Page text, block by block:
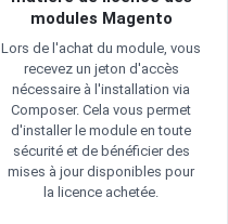
modules Magento
Lors de l'achat du module, vous
recevez un jeton d'accès
nécessaire à l'installation via
Composer. Cela vous permet
d'installer le module en toute
sécurité et de bénéficier des
mises à jour disponibles pour
la licence achetée.